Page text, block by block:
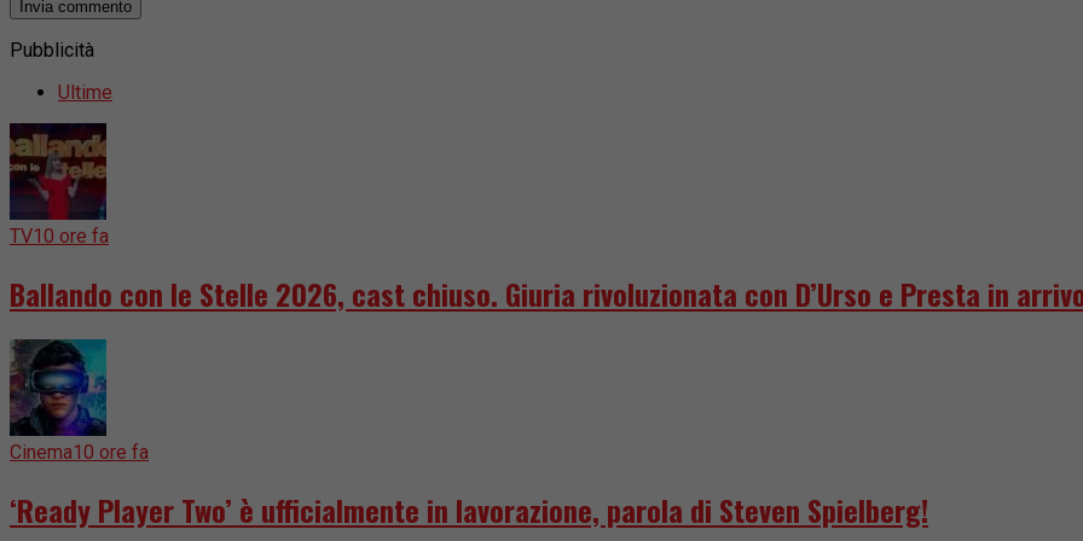
Pubblicità
Ultime
TV10 ore fa
Ballando con le Stelle 2026, cast chiuso. Giuria rivoluzionata con D’Urso e Presta in
Cinema10 ore fa
‘Ready Player Two’ è ufficialmente in lavorazione, parola di Steven Spielberg!